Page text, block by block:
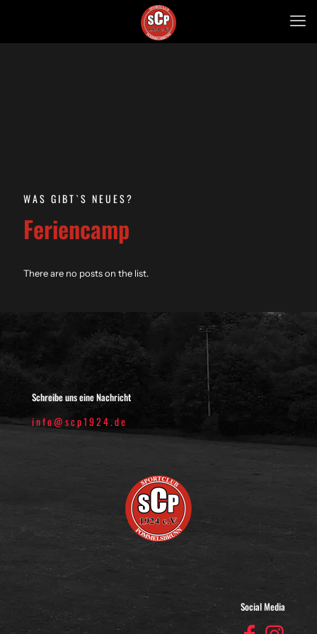
WAS GIBT`S NEUES?
Feriencamp
There are no posts on the list.
Schreibe uns eine Nachricht
info@scp1924.de
Social Media